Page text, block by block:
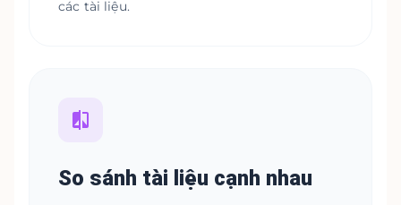
các tài liệu.
So sánh tài liệu cạnh nhau